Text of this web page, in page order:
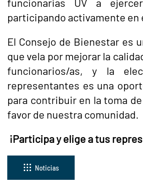
participando activamente en
El Consejo de Bienestar es
que vela por mejorar la
funcionarios/as, y la
representantes es una
para contribuir en la toma
favor de nuestra comunidad.
¡Participa y elige a tus
Noticias